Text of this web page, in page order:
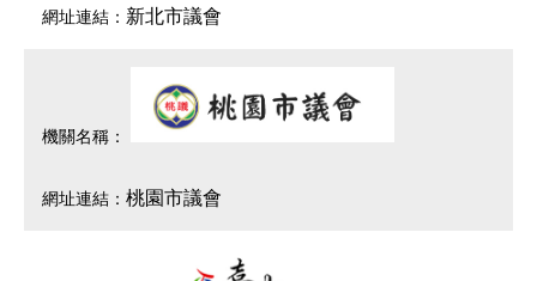
新北市議會
桃園市議會